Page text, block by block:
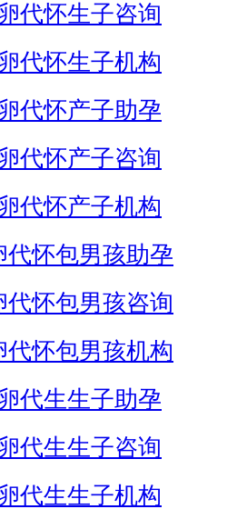
代怀生子咨询
代怀生子机构
代怀产子助孕
代怀产子咨询
代怀产子机构
代怀包男孩助孕
代怀包男孩咨询
代怀包男孩机构
代生生子助孕
代生生子咨询
代生生子机构